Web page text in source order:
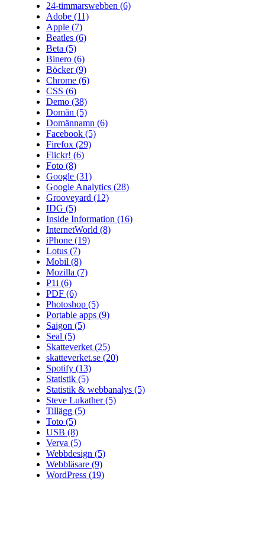
24-timmarswebben (6)
Adobe (11)
Apple (7)
Beatles (6)
Beta (5)
Binero (6)
Böcker(9)
Chrome (6)
CSS (6)
Demo (38)
Domän (5)
Domännamn (6)
Facebook (5)
Firefox (29)
Flickr! (6)
Foto (8)
Google (31)
Google Analytics (28)
Grooveyard (12)
IDG (5)
Inside Information (16)
InternetWorld (8)
iPhone (19)
Lotus (7)
Mobil (8)
Mozilla (7)
P1i (6)
PDF (6)
Photoshop (5)
Portable apps (9)
Saigon (5)
Seal (5)
Skatteverket (25)
skatteverket.se (20)
Spotify (13)
Statistik (5)
Statistik & webbanalys (5)
Steve Lukather(5)
Tillägg (5)
Toto (5)
USB (8)
Verva (5)
Webbdesign (5)
Webbläsare (9)
WordPress (19)